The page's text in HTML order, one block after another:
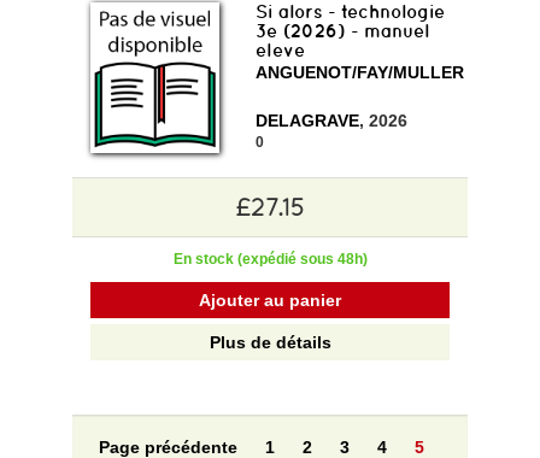
Si alors - technologie
3e (2026) - manuel
eleve
ANGUENOT/FAY/MULLER
DELAGRAVE, 2026
0
£27.15
En stock (expédié sous 48h)
Ajouter au panier
Plus de détails
Page précédente 1 2 3 4
5